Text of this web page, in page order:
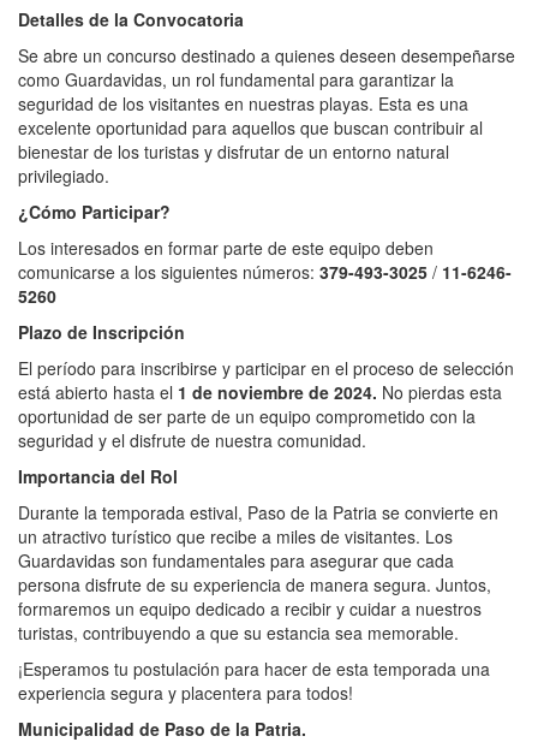
Detalles de la Convocatoria
Se abre un concurso destinado a quienes deseen desempeñarse
como Guardavidas, un rol fundamental para garantizar la
seguridad de los visitantes en nuestras playas. Esta es una
excelente oportunidad para aquellos que buscan contribuir al
bienestar de los turistas y disfrutar de un entorno natural
privilegiado.
¿Cómo Participar?
Los interesados en formar parte de este equipo deben
comunicarse a los siguientes números: 379-493-3025 / 11-6246-
5260
Plazo de Inscripción
El período para inscribirse y participar en el proceso de selección
está abierto hasta el 1 de noviembre de 2024. No pierdas esta
oportunidad de ser parte de un equipo comprometido con la
seguridad y el disfrute de nuestra comunidad.
Importancia del Rol
Durante la temporada estival, Paso de la Patria se convierte en
un atractivo turístico que recibe a miles de visitantes. Los
Guardavidas son fundamentales para asegurar que cada
persona disfrute de su experiencia de manera segura. Juntos,
formaremos un equipo dedicado a recibir y cuidar a nuestros
turistas, contribuyendo a que su estancia sea memorable.
¡Esperamos tu postulación para hacer de esta temporada una
experiencia segura y placentera para todos!
Municipalidad de Paso de la Patria.